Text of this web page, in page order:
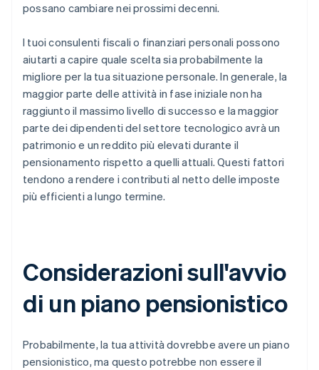
possano cambiare nei prossimi decenni.
I tuoi consulenti fiscali o finanziari personali possono
aiutarti a capire quale scelta sia probabilmente la
migliore per la tua situazione personale. In generale, la
maggior parte delle attività in fase iniziale non ha
raggiunto il massimo livello di successo e la maggior
parte dei dipendenti del settore tecnologico avrà un
patrimonio e un reddito più elevati durante il
pensionamento rispetto a quelli attuali. Questi fattori
tendono a rendere i contributi al netto delle imposte
più efficienti a lungo termine.
Considerazioni sull'avvio
di un piano pensionistico
Probabilmente, la tua attività dovrebbe avere un piano
pensionistico, ma questo potrebbe non essere il